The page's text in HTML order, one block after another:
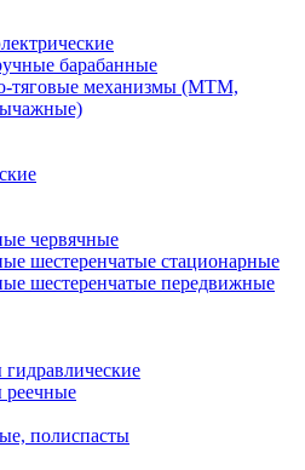
барабанные
тяговые механизмы (МТМ,
червячные
шестеренчатые стационарные
шестеренчатые передвижные
реечные
полиспасты